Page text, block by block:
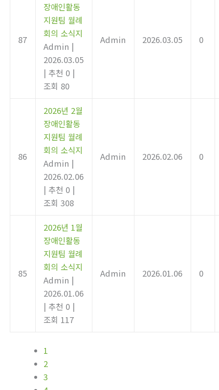
87
장애인활동
지원팀 월례
회의 소식지
Admin |
2026.03.05
| 추천 0 |
조회 80
Admin 2026.03.05 0
86
2026년 2월
장애인활동
지원팀 월례
회의 소식지
Admin |
2026.02.06
| 추천 0 |
조회 308
Admin 2026.02.06 0
85
2026년 1월
장애인활동
지원팀 월례
회의 소식지
Admin |
2026.01.06
| 추천 0 |
조회 117
Admin 2026.01.06 0
1
2
3